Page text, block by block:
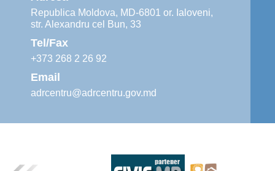
Republica Moldova, MD-6801 or. Ialoveni,
str. Alexandru cel Bun, 33
Tel/Fax
+373 268 2 26 92
Email
adrcentru@adrcentru.gov.md